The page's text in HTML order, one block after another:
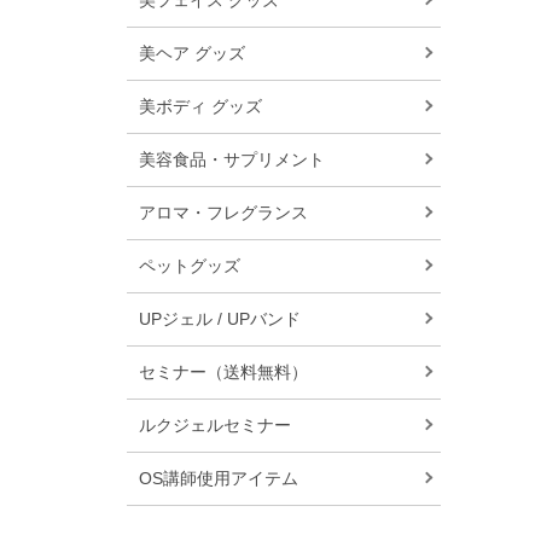
美ヘア グッズ
美ボディ グッズ
美容食品・サプリメント
アロマ・フレグランス
ペットグッズ
UPジェル / UPバンド
セミナー（送料無料）
ルクジェルセミナー
OS講師使用アイテム